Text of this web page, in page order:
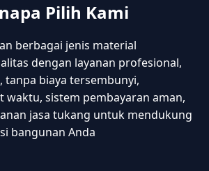
Pilih Kami
berbagai jenis material
dengan layanan profesional,
tanpa biaya tersembunyi,
waktu, sistem pembayaran aman,
jasa tukang untuk mendukung
bangunan Anda